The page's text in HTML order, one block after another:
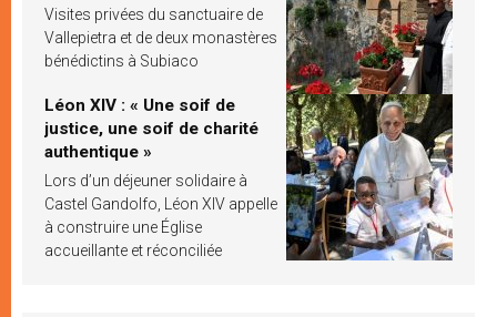
Visites privées du sanctuaire de
Vallepietra et de deux monastères
bénédictins à Subiaco
Léon XIV : « Une soif de
justice, une soif de charité
authentique »
Lors d’un déjeuner solidaire à
Castel Gandolfo, Léon XIV appelle
à construire une Église
accueillante et réconciliée